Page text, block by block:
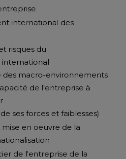
international des
risques du
des macro-environnements
de l'entreprise à
ses forces et faiblesses)
en oeuvre de la
de l'entreprise de la